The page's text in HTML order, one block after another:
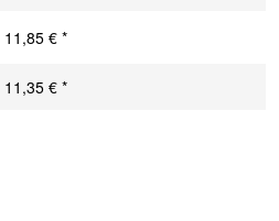
11,85 € *
11,35 € *